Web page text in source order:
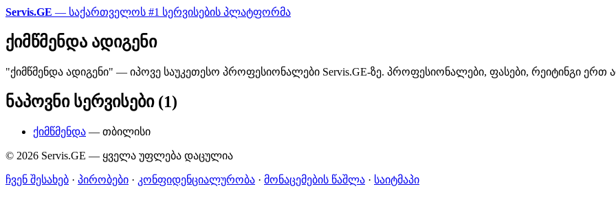
Servis.GE — საქართველოს #1 სერვისების პლატფორმა
ქიმწმენდა ადიგენი
"ქიმწმენდა ადიგენი" — იპოვე საუკეთესო პროფესიონალები Servis.GE-ზე. პროფესიონალები, ფასები, რეიტინგი ერთ
ნაპოვნი სერვისები (1)
ქიმწმენდა — თბილისი
© 2026 Servis.GE — ყველა უფლება დაცულია
ჩვენ შესახებ · პირობები · კონფიდენციალურობა · მონაცემების წაშლა · საიტმაპი